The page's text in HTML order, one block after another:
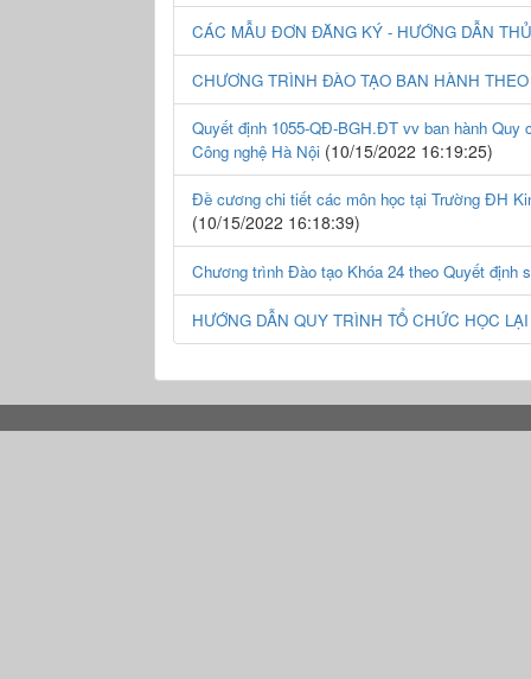
CÁC MẪU ĐƠN ĐĂNG KÝ - HƯỚNG DẪN
CHƯƠNG TRÌNH ĐÀO TẠO BAN HÀNH
Quyết định 1055-QĐ-BGH.ĐT vv ban hành
Công nghệ Hà Nội (10/15/2022 16:19:25)
Đề cương chi tiết các môn học tại Trường ĐH
(10/15/2022 16:18:39)
Chương trình Đào tạo Khóa 24 theo Quyết định
HƯỚNG DẪN QUY TRÌNH TỔ CHỨC HỌC LẠI